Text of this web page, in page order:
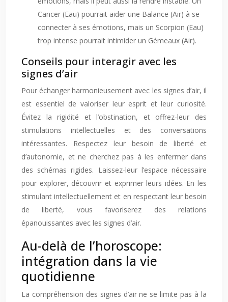
Cancer (Eau) pourrait aider une Balance (Air) à se
connecter à ses émotions, mais un Scorpion (Eau)
trop intense pourrait intimider un Gémeaux (Air).
Conseils pour interagir avec les
signes d’air
Pour échanger harmonieusement avec les signes d’air, il
est essentiel de valoriser leur esprit et leur curiosité.
Évitez la rigidité et l’obstination, et offrez-leur des
stimulations intellectuelles et des conversations
intéressantes. Respectez leur besoin de liberté et
d’autonomie, et ne cherchez pas à les enfermer dans
des schémas rigides. Laissez-leur l’espace nécessaire
pour explorer, découvrir et exprimer leurs idées. En les
stimulant intellectuellement et en respectant leur besoin
de liberté, vous favoriserez des relations
épanouissantes avec les signes d’air.
Au-delà de l’horoscope:
intégration dans la vie
quotidienne
La compréhension des signes d’air ne se limite pas à la